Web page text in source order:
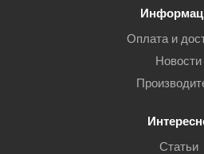
Оплата и
Новости
Статьи